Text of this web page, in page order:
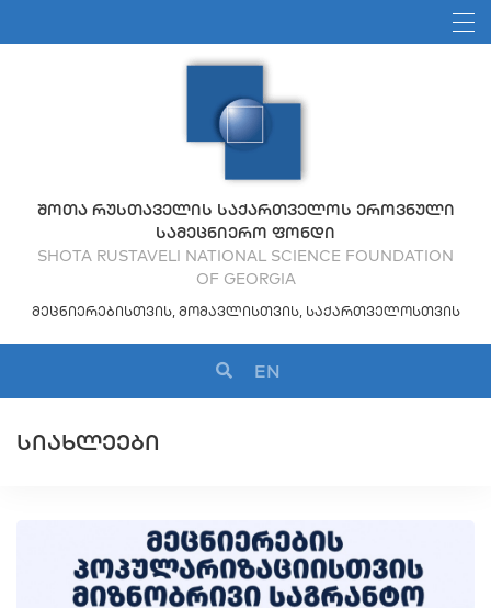
ᲨᲝᲗᲐ ᲠᲣᲡᲗᲐᲕᲔᲚᲘᲡ ᲡᲐᲥᲐᲠᲗᲕᲔᲚᲝᲡ ᲔᲠᲝᲕᲜᲣᲚᲘ
ᲡᲐᲛᲔᲪᲜᲘᲔᲠᲝ ᲤᲝᲜᲓᲘ
SHOTA RUSTAVELI NATIONAL SCIENCE FOUNDATION
OF GEORGIA
ᲛᲔᲪᲜᲘᲔᲠᲔᲑᲘᲡᲗᲕᲘᲡ, ᲛᲝᲛᲐᲕᲚᲘᲡᲗᲕᲘᲡ, ᲡᲐᲥᲐᲠᲗᲕᲔᲚᲝᲡᲗᲕᲘᲡ
EN
ᲡᲘᲐᲮᲚᲔᲔᲑᲘ